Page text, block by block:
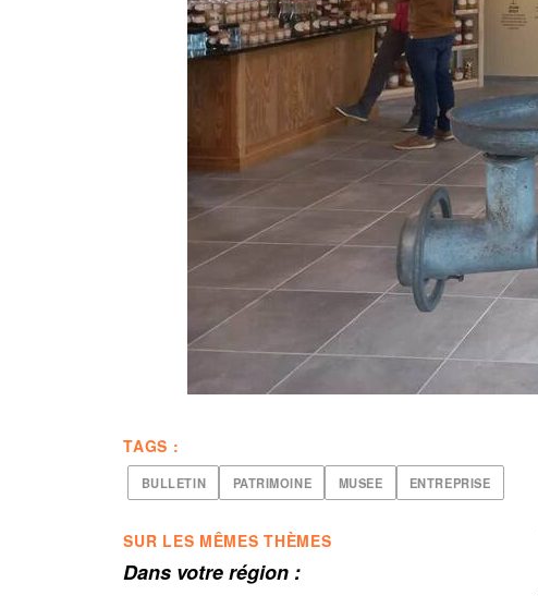
TAGS :
BULLETIN PATRIMOINE MUSEE ENTREPRISE
SUR LES MÊMES THÈMES
Dans votre région :